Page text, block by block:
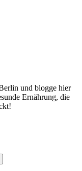
und blogge hier
Ernährung, die